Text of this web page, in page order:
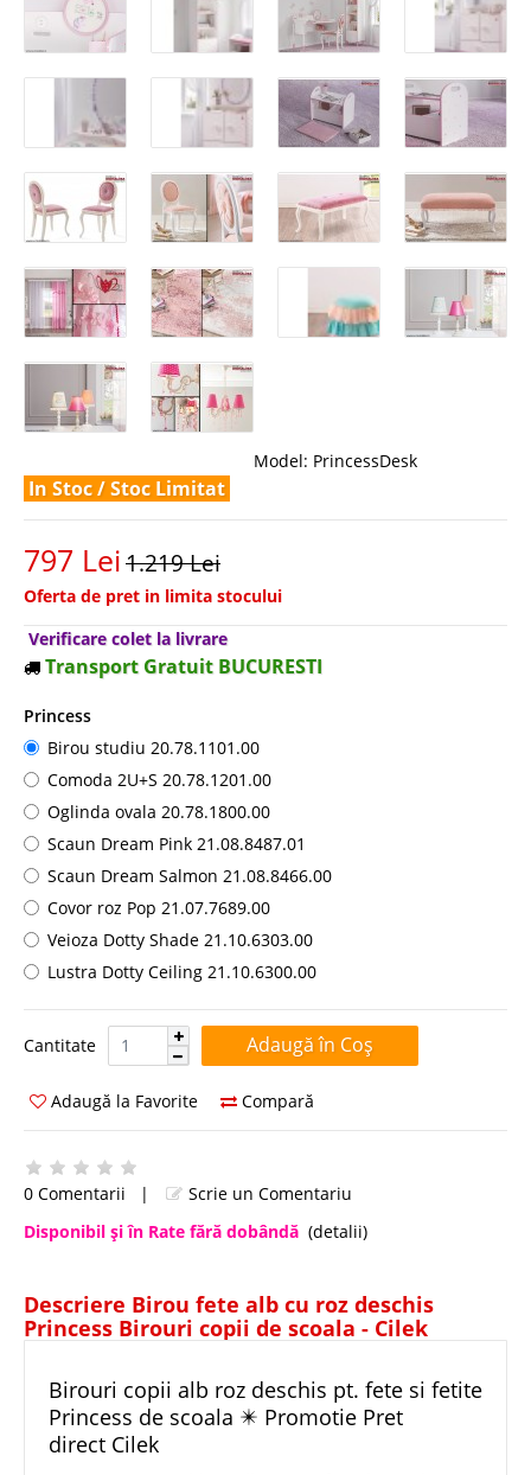
Model: PrincessDesk
In Stoc / Stoc Limitat
797 Lei1.219 Lei
Oferta de pret in limita stocului
Verificare colet la livrare
Transport Gratuit BUCURESTI
Princess
Birou studiu 20.78.1101.00
Comoda 2U+S 20.78.1201.00
Oglinda ovala 20.78.1800.00
Scaun Dream Pink 21.08.8487.01
Scaun Dream Salmon 21.08.8466.00
Covor roz Pop 21.07.7689.00
Veioza Dotty Shade 21.10.6303.00
Lustra Dotty Ceiling 21.10.6300.00
Cantitate Cantitate:
Adaugă la Favorite Compară
0 Comentarii |
Scrie un Comentariu
Disponibil şi în Rate fără dobândă (detalii)
Descriere Birou fete alb cu roz deschis
Princess Birouri copii de scoala - Cilek
Birouri copii alb roz deschis pt. fete si fetite
Princess de scoala ✴️ Promotie Pret
direct Cilek